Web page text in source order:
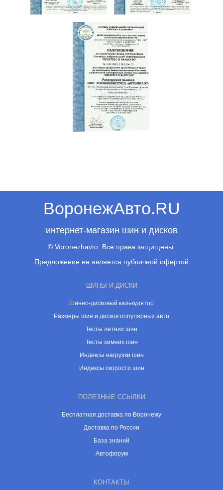
ВоронежАвто.RU
интернет-магазин шин и дисков
© Voronezhavto. Все права защищены.
Предложение не является публичной офертой
ШИНЫ И ДИСКИ
Шинно-дисковый калькулятор
Размеры шин и дисков популярных авто
Тесты летних шин
Тесты зимних шин
Индексы нагрузки шин
Индексы скорости шин
ПОЛЕЗНЫЕ ССЫЛКИ
Бесплатная доставка по Воронежу
Доставка по России
База знаний
Автофорум
КОНТАКТЫ